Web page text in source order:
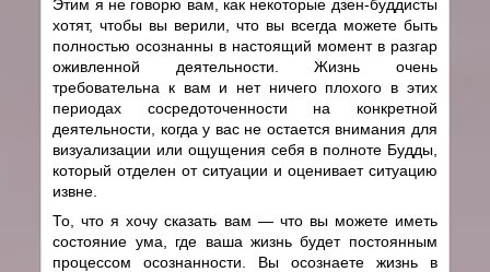
Этим я не говорю вам, как некоторые дзен-буддисты
хотят, чтобы вы верили, что вы всегда можете быть
полностью осознанны в настоящий момент в разгар
оживленной деятельности. Жизнь очень
требовательна к вам и нет ничего плохого в этих
периодах сосредоточенности на конкретной
деятельности, когда у вас не остается внимания для
визуализации или ощущения себя в полноте Будды,
который отделен от ситуации и оценивает ситуацию
извне.
То, что я хочу сказать вам — что вы можете иметь
состояние ума, где ваша жизнь будет постоянным
процессом осознанности. Вы осознаете жизнь в